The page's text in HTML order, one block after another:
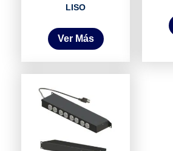
LISO
Ver Más